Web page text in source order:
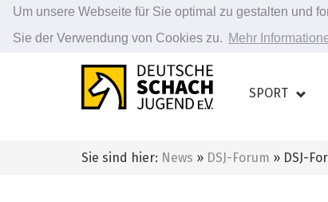
Um unsere Webseite für Sie optimal zu gestalten und
Sie der Verwendung von Cookies zu. Mehr
SPORT
Sie sind hier: News » DSJ-Forum » DSJ-